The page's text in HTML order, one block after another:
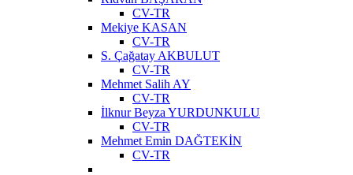
CV-TR
Mekiye KASAN
CV-TR
S. Çağatay AKBULUT
CV-TR
Mehmet Salih AY
CV-TR
İlknur Beyza YURDUNKULU
CV-TR
Mehmet Emin DAĞTEKİN
CV-TR